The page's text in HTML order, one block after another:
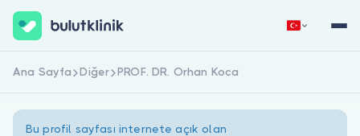
Hemen Kaydol Giriş Yap
Ana Sayfa Diğer PROF. DR. Orhan Koca
Bu profil sayfası internete açık olan